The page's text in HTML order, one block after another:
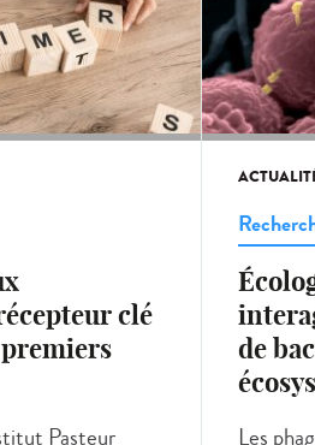
clé
Pasteur
de
Les